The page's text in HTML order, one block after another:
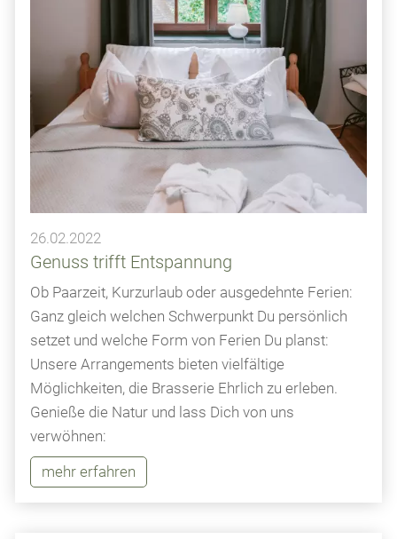
26.02.2022
Genuss trifft Entspannung
Ob Paarzeit, Kurzurlaub oder ausgedehnte Ferien:
Ganz gleich welchen Schwerpunkt Du persönlich
setzet und welche Form von Ferien Du planst:
Unsere Arrangements bieten vielfältige
Möglichkeiten, die Brasserie Ehrlich zu erleben.
Genieße die Natur und lass Dich von uns
verwöhnen:
mehr erfahren